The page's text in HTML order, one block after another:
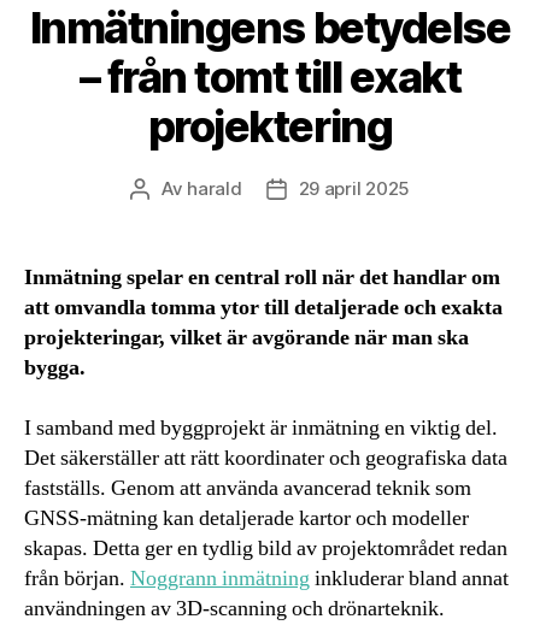
Inmätningens betydelse
– från tomt till exakt
projektering
Inläggsförfattare
Av harald Inläggsdatum
29 april 2025
Inmätning spelar en central roll när det handlar om
att omvandla tomma ytor till detaljerade och exakta
projekteringar, vilket är avgörande när man ska
bygga.
I samband med byggprojekt är inmätning en viktig del.
Det säkerställer att rätt koordinater och geografiska data
fastställs. Genom att använda avancerad teknik som
GNSS-mätning kan detaljerade kartor och modeller
skapas. Detta ger en tydlig bild av projektområdet redan
från början. Noggrann inmätninginkluderar bland annat
användningen av 3D-scanning och drönarteknik.